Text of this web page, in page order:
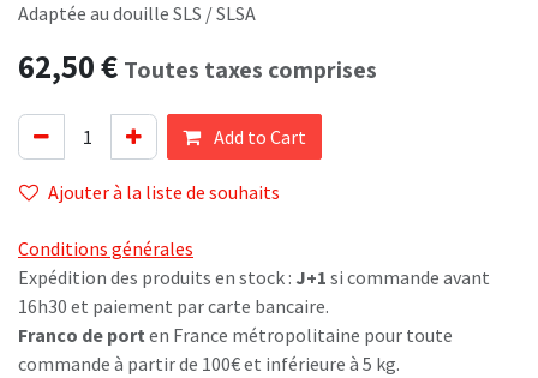
Adaptée au douille SLS / SLSA
62,50€ Toutes taxes comprises
Add to Cart
Ajouter à la liste de souhaits
Conditions générales
Expédition des produits en stock : J+1 si commande avant
16h30 et paiement par carte bancaire.
Franco de port en France métropolitaine pour toute
commande à partir de 100€ et inférieure à 5 kg.